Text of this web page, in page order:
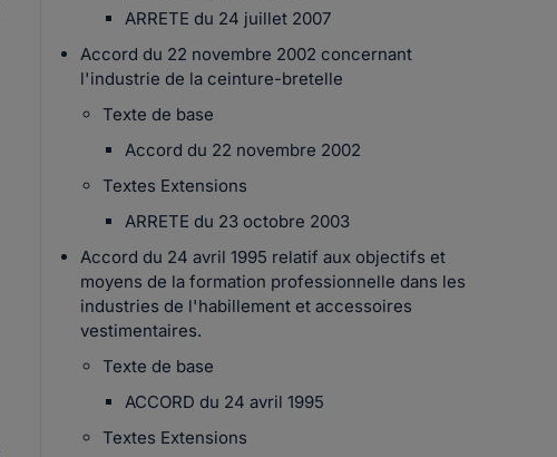
ARRETE du 24 juillet 2007
Accord du 22 novembre 2002 concernant
l'industrie de la ceinture-bretelle
Texte de base
Accord du 22 novembre 2002
Textes Extensions
ARRETE du 23 octobre 2003
Accord du 24 avril 1995 relatif aux objectifs et
moyens de la formation professionnelle dans les
industries de l'habillement et accessoires
vestimentaires.
Texte de base
ACCORD du 24 avril 1995
Textes Extensions